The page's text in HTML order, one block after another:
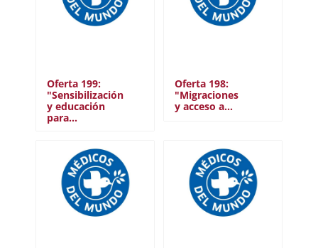
Oferta 199:
"Sensibilización
y educación
para…
Oferta 198:
"Migraciones
y acceso a…